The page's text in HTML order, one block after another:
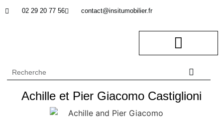
02 29 20 77 56 contact@insitumobilier.fr
Achille et Pier Giacomo Castiglioni